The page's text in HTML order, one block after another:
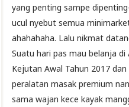
yang penting sampe
ucul nyebut semua
ahahahaha. Lalu nikmat
Suatu hari pas mau belanja
Kejutan Awal Tahun 2017
peralatan masak premium
sama wajan kece kayak